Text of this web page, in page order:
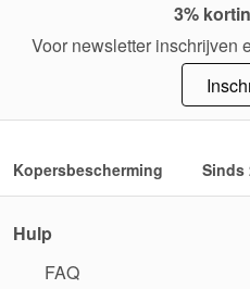
3%
Voor newsletter inschrijven
Kopersbescherming Sinds
Hulp
FAQ